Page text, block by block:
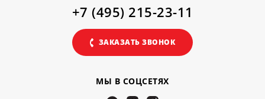
МЫ В СОЦСЕТЯХ
+7 (495) 215-23-11
ЗАКАЗАТЬ ЗВОНОК